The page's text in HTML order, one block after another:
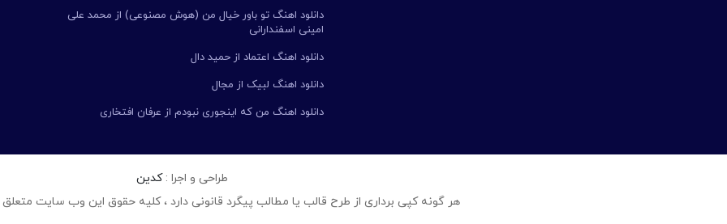
دانلود اهنگ تو باور خیال من (هوش مصنوعی) از محمد علی
امینی اسفندارانی
دانلود اهنگ اعتماد از حمید دال
دانلود اهنگ لبیک از مجال
دانلود اهنگ من که اینجوری نبودم از عرفان افتخاری
طراحی و اجرا :کدین
هر گونه کپی برداری از طرح قالب یا مطالب پیگرد قانونی دارد ، کلیه حقوق این وب سایت